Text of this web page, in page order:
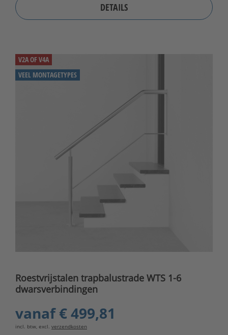
DETAILS
V2A OF V4A
VEEL MONTAGETYPES
Roestvrijstalen trapbalustrade WTS 1-6
dwarsverbindingen
vanaf€ 499,81
incl. btw, excl. verzendkosten